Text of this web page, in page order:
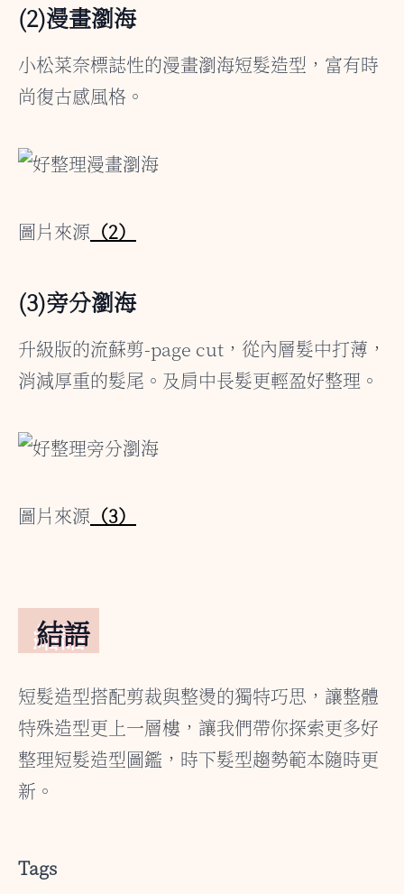
(2)漫畫瀏海
小松菜奈標誌性的漫畫瀏海短髮造型，富有時
尚復古感風格。
圖片來源 （2）
(3)旁分瀏海
升級版的流蘇剪-page cut，從內層髮中打薄，
消減厚重的髮尾。及肩中長髮更輕盈好整理。
圖片來源 （3）
結語
短髮造型搭配剪裁與整燙的獨特巧思，讓整體
特殊造型更上一層樓，讓我們帶你探索更多好
整理短髮造型圖鑑，時下髮型趨勢範本隨時更
新。
Tags